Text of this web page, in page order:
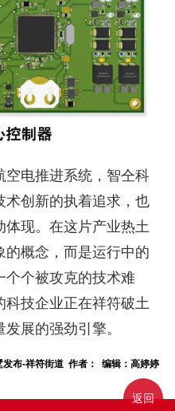
空电推进系统，智仝科
术创新的执着追求，也
体现。在这片产业热土
概念，而是运行中的
个个被攻克的技术难
科技企业正在祥符破土
展的强劲引擎。
发布-祥符街道 作者： 编辑：高婷婷
返回